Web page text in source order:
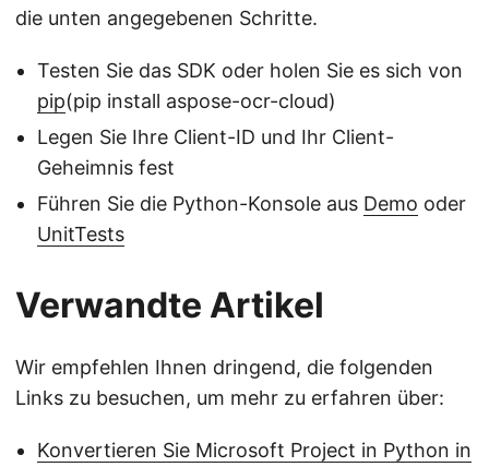
die unten angegebenen Schritte.
Testen Sie das SDK oder holen Sie es sich von
pip(pip install aspose-ocr-cloud)
Legen Sie Ihre Client-ID und Ihr Client-
Geheimnis fest
Führen Sie die Python-Konsole aus Demo oder
UnitTests
Verwandte Artikel
Wir empfehlen Ihnen dringend, die folgenden
Links zu besuchen, um mehr zu erfahren über:
Konvertieren Sie Microsoft Project in Python in